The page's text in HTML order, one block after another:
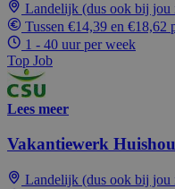
Landelijk (dus ook bij jou
Tussen €14,39 en €18,62
1 - 40 uur per week
Top Job
Lees meer
Vakantiewerk
Landelijk (dus ook bij jou